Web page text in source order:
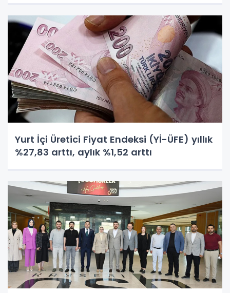
Yurt İçi Üretici Fiyat Endeksi (Yİ-ÜFE) yıllık
%27,83 arttı, aylık %1,52 arttı